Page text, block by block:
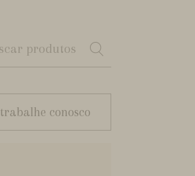
trabalhe conosco